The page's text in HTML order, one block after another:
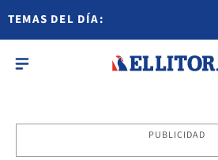
TEMAS DEL DÍA:
PUBLICIDAD